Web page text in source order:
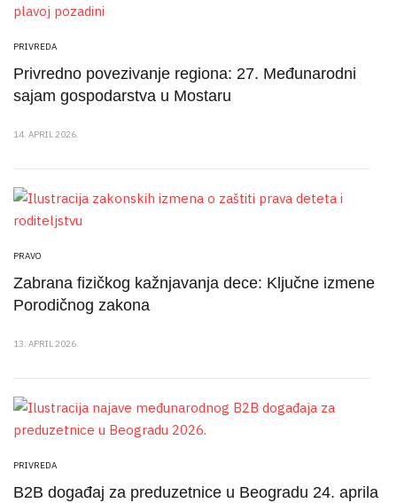
PRIVREDA
Privredno povezivanje regiona: 27. Međunarodni
sajam gospodarstva u Mostaru
14. APRIL 2026.
PRAVO
Zabrana fizičkog kažnjavanja dece: Ključne izmene
Porodičnog zakona
13. APRIL 2026.
PRIVREDA
B2B događaj za preduzetnice u Beogradu 24. aprila